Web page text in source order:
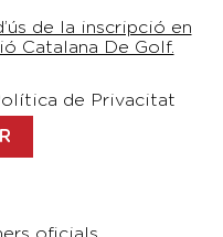
de la inscripció en
Catalana De Golf.
de Privacitat